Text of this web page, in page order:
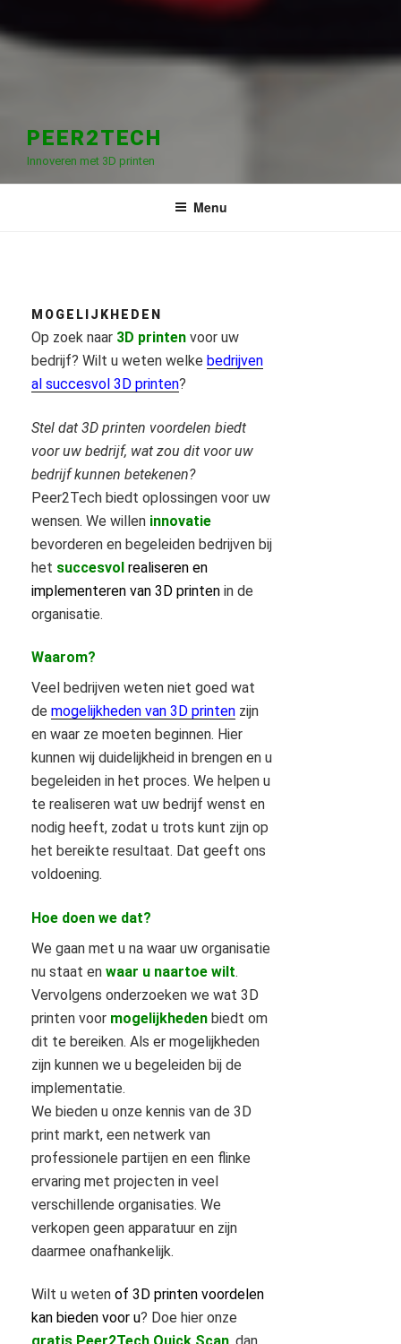
PEER2TECH
Innoveren met 3D printen
Menu
MOGELIJKHEDEN
Op zoek naar 3D printen voor uw
bedrijf? Wilt u weten welke bedrijven
al succesvol 3D printen?
Stel dat 3D printen voordelen biedt
voor uw bedrijf, wat zou dit voor uw
bedrijf kunnen betekenen?
Peer2Tech biedt oplossingen voor uw
wensen. We willen innovatie
bevorderen en begeleiden bedrijven bij
het succesvol realiseren en
implementeren van 3D printen in de
organisatie.
Waarom?
Veel bedrijven weten niet goed wat
de mogelijkheden van 3D printen zijn
en waar ze moeten beginnen. Hier
kunnen wij duidelijkheid in brengen en u
begeleiden in het proces. We helpen u
te realiseren wat uw bedrijf wenst en
nodig heeft, zodat u trots kunt zijn op
het bereikte resultaat. Dat geeft ons
voldoening.
Hoe doen we dat?
We gaan met u na waar uw organisatie
nu staat en waar u naartoe wilt.
Vervolgens onderzoeken we wat 3D
printen voor mogelijkheden biedt om
dit te bereiken. Als er mogelijkheden
zijn kunnen we u begeleiden bij de
implementatie.
We bieden u onze kennis van de 3D
print markt, een netwerk van
professionele partijen en een flinke
ervaring met projecten in veel
verschillende organisaties. We
verkopen geen apparatuur en zijn
daarmee onafhankelijk.
Wilt u weten of 3D printen voordelen
kan bieden voor u? Doe hier onze